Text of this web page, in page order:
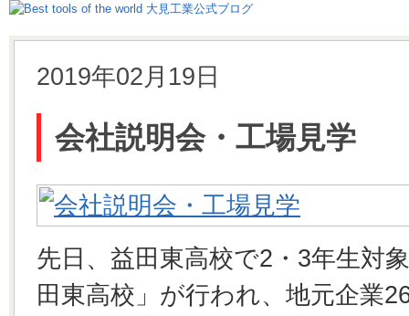
2019年02月19日
会社説明会・工場見学
先日、益田東高校で2・3年生対
田東高校」が行われ、地元企業